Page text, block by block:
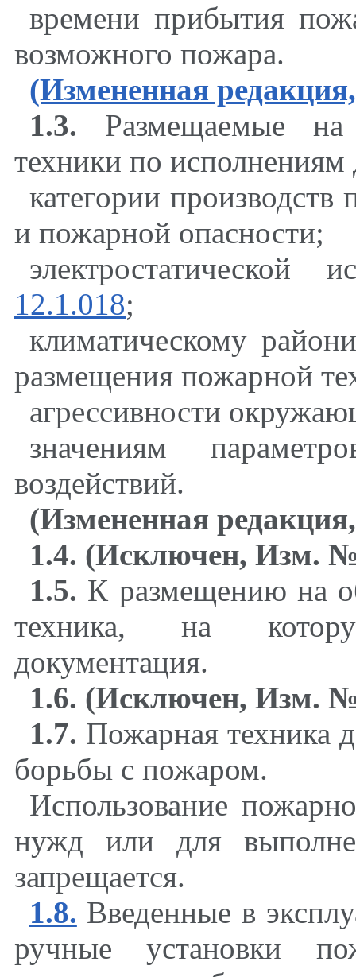
времени прибытия
возможного пожара.
(Измененная
1.3. Размещаемые на
техники по исполнениям
категории
и пожарной опасности;
электростатической
12.1.018;
климатическому
размещения пожарной
агрессивности
значениям
воздействий.
(Измененная
1.4. (Исключен, Изм.
1.5. К размещению на
техника, на
документация.
1.6. (Исключен, Изм.
1.7. Пожарная техника
борьбы с пожаром.
Использование
нужд или для
запрещается.
1.8. Введенные в
ручные установки